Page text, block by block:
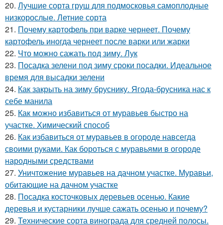
20. Лучшие сорта груш для подмосковья самоплодные
низкорослые. Летние сорта
21. Почему картофель при варке чернеет. Почему
картофель иногда чернеет после варки или жарки
22. Что можно сажать под зиму. Лук
23. Посадка зелени под зиму сроки посадки. Идеальное
время для высадки зелени
24. Как закрыть на зиму бруснику. Ягода-брусника нас к
себе манила
25. Как можно избавиться от муравьев быстро на
участке. Химический способ
26. Как избавиться от муравьев в огороде навсегда
своими руками. Как бороться с муравьями в огороде
народными средствами
27. Уничтожение муравьев на дачном участке. Муравьи,
обитающие на дачном участке
28. Посадка косточковых деревьев осенью. Какие
деревья и кустарники лучше сажать осенью и почему?
29. Технические сорта винограда для средней полосы.